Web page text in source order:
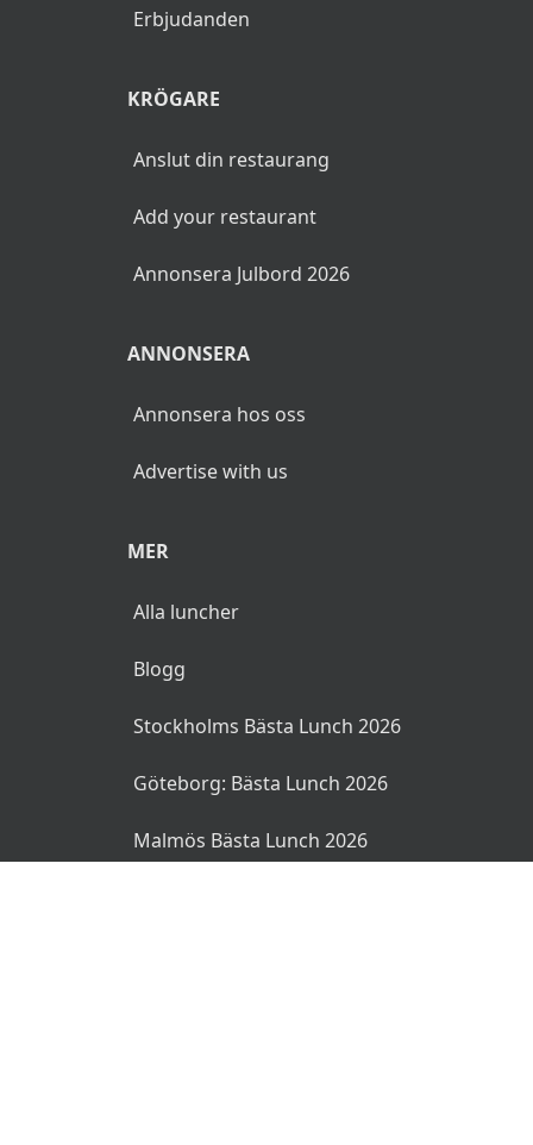
Erbjudanden
KRÖGARE
Anslut din restaurang
Add your restaurant
Annonsera Julbord 2026
ANNONSERA
Annonsera hos oss
Advertise with us
MER
Alla luncher
Blogg
Stockholms Bästa Lunch 2026
Göteborg: Bästa Lunch 2026
Malmös Bästa Lunch 2026